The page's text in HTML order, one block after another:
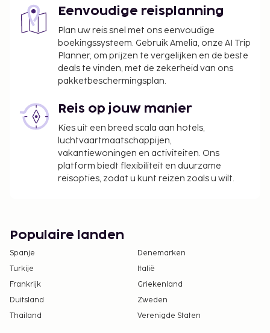
worden rechtstreeks tussen de gasten en de
accommodatie afgehandeld.
Houd er rekening mee dat enige betalingen aan
het hotel (contant of via een andere
betaalmethode) ofwel in Amerikaanse dollars,
of in euro's dienen te worden voldaan. Dit hangt
geaccepteerd wordt.
Eenvoudige reisplanning
Plan uw reis snel met ons eenvoudige
boekingssysteem. Gebruik Amelia, onze AI Trip
Planner, om prijzen te vergelijken en de beste
deals te vinden, met de zekerheid van ons
pakketbeschermingsplan.
Reis op jouw manier
Kies uit een breed scala aan hotels,
luchtvaartmaatschappijen,
vakantiewoningen en activiteiten. Ons
platform biedt flexibiliteit en duurzame
reisopties, zodat u kunt reizen zoals u wilt.
Populaire landen
Spanje
Denemarken
Turkije
Italië
Frankrijk
Griekenland
Duitsland
Zweden
Thailand
Verenigde Staten